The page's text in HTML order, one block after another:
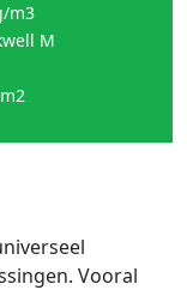
m3
M
Vooral